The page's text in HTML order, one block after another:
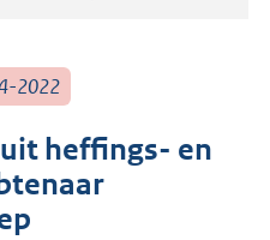
2022
heffings- en